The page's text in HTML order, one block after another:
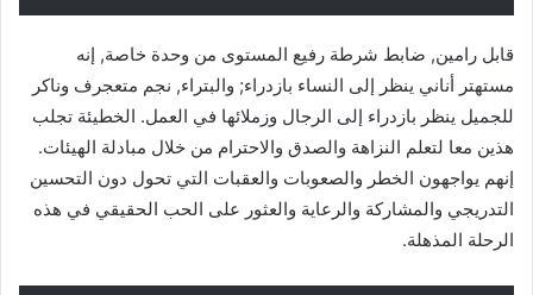
قابل رامين, ضابط شرطة رفيع المستوى من وحدة خاصة, إنه
مستهتر أناني ينظر إلى النساء بازدراء; والبتراء, نجم متعجرف وناكر
للجميل ينظر بازدراء إلى الرجال وزملائها في العمل. الخطيئة تجلب
هذين معا لتعلم النزاهة والصدق والاحترام من خلال مبادلة الهيئات.
إنهم يواجهون الخطر والصعوبات والعقبات التي تحول دون التحسين
التدريجي والمشاركة والرعاية والعثور على الحب الحقيقي في هذه
الرحلة المذهلة.